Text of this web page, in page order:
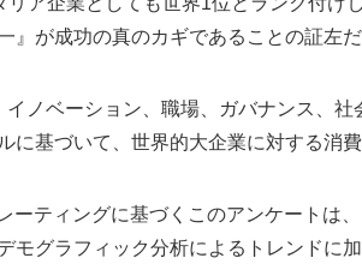
が成功の真のカギであることの証左だ
ノベーション、職場、ガバナンス、社
に基づいて、世界的大企業に対する消費
ーティングに基づくこのアンケートは
モグラフィック分析によるトレンドに